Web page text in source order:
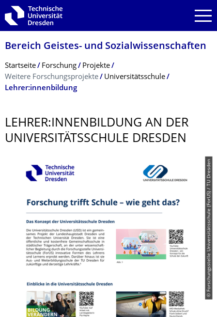
Zur Hauptnavigation springen
Zur Suche springen
Zum Inhalt springen
Bereich Geistes- und Sozialwissenschaf­ten
Breadcrumb-Menü
Startseite Forschung
Projekte
Weitere Forschungsprojekte
Universitätsschule
Lehrer:innenbildung
LEHRER:INNENBILDUNG AN DER
UNIVERSITÄTS­SCHULE DRESDEN
© Forschungsstelle Universitätsschule (ForUS) / TU Dresden